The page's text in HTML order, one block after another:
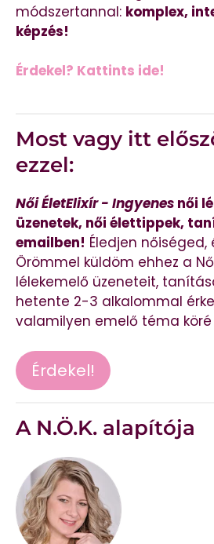
módszertannal: komplex,
képzés!
Érdekel? Kattints ide!
Most vagy itt
ezzel:
Női ÉletElixír - Ingyenes női
üzenetek, női élettippek,
emailben! Éledjen
Örömmel küldöm ehhez a
lélekemelő üzeneteit,
hetente 2-3 alkalommal
valamilyen emelő téma köré
Érdekel!
A N.Ö.K. alapítója